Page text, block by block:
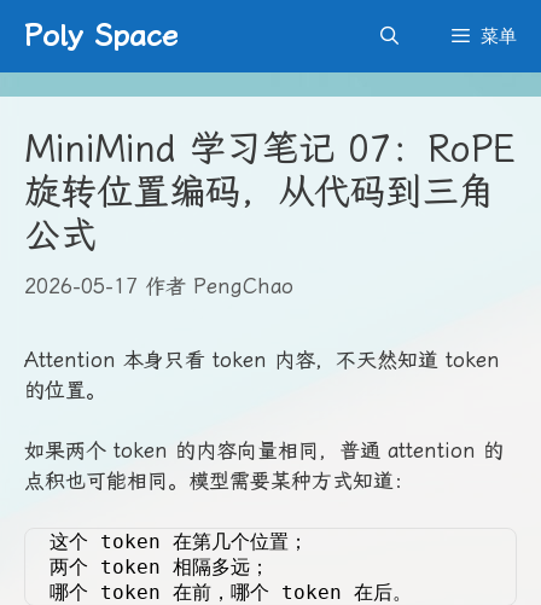
内
容
Poly Space 菜单
MiniMind 学习笔记 07：RoPE
旋转位置编码，从代码到三角
公式
2026-05-17 作者 PengChao
Attention 本身只看 token 内容，不天然知道 token
的位置。
如果两个 token 的内容向量相同，普通 attention 的
点积也可能相同。模型需要某种方式知道：
这个 token 在第几个位置；
两个 token 相隔多远；
哪个 token 在前，哪个 token 在后。